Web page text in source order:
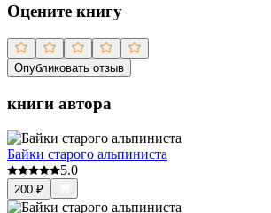
Оцените книгу
Опубликовать отзыв
книги автора
Байки старого альпиниста
5.0
200 ₽